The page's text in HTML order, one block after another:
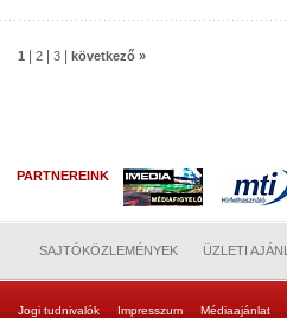
1 2 3 következő »
PARTNEREINK
SAJTÓKÖZLEMÉNYEK ÜZLETI
Jogi tudnivalók Impresszum Médiaajánlat